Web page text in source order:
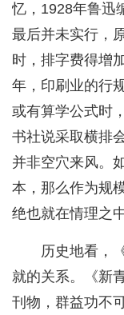
忆，1928年鲁迅
最后并未实行，
时，排字费得增
年，印刷业的行
或有算学公式时
书社说采取横排
并非空穴来风。
本，那么作为规
绝也就在情理之中
历史地看，
就的关系。《新
刊物，群益功不